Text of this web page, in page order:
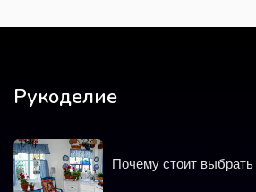
Рукоделие
Почему стоит выбрать